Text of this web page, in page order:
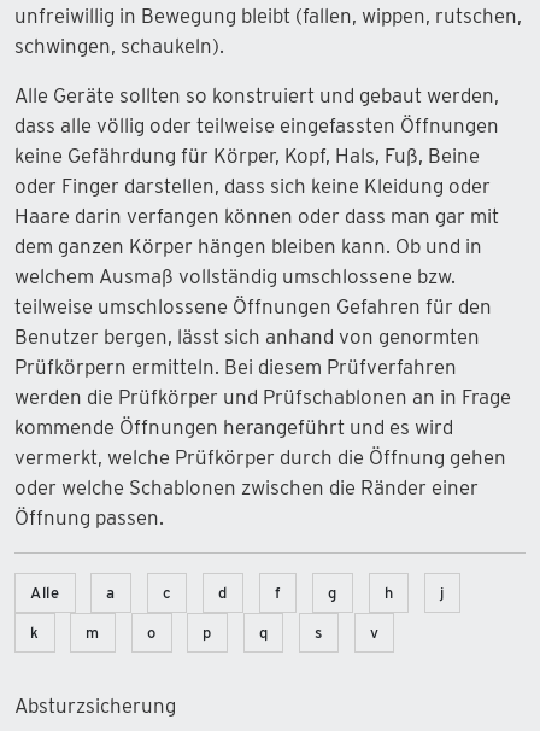
unfreiwillig in Bewegung bleibt (fallen, wippen, rutschen,
schwingen, schaukeln).
Alle Geräte sollten so konstruiert und gebaut werden,
dass alle völlig oder teilweise eingefassten Öffnungen
keine Gefährdung für Körper, Kopf, Hals, Fuß, Beine
oder Finger darstellen, dass sich keine Kleidung oder
Haare darin verfangen können oder dass man gar mit
dem ganzen Körper hängen bleiben kann. Ob und in
welchem Ausmaß vollständig umschlossene bzw.
teilweise umschlossene Öffnungen Gefahren für den
Benutzer bergen, lässt sich anhand von genormten
Prüfkörpern ermitteln. Bei diesem Prüfverfahren
werden die Prüfkörper und Prüfschablonen an in Frage
kommende Öffnungen herangeführt und es wird
vermerkt, welche Prüfkörper durch die Öffnung gehen
oder welche Schablonen zwischen die Ränder einer
Öffnung passen.
Alle a c d f g h j
k m o p q s v
Absturzsicherung